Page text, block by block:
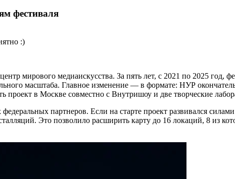
фестиваля
:)
мирового медиаискусства. За пять лет, с 2021 по 2025 год,
масштаба. Главное изменение — в формате: НУР
проект в Москве совместно с Внутришоу и две творческие
партнеров. Если на старте проект развивался
Это позволило расширить карту до 16 локаций, 8 из